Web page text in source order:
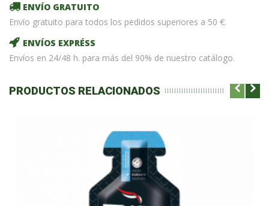
ENVÍO GRATUITO
Envío gratuito para todos los pedidos superiores a 50 €.
ENVÍOS EXPRÉSS
Envíos en 24/48 h. para más del 90% de nuestro catálogo.
PRODUCTOS RELACIONADOS